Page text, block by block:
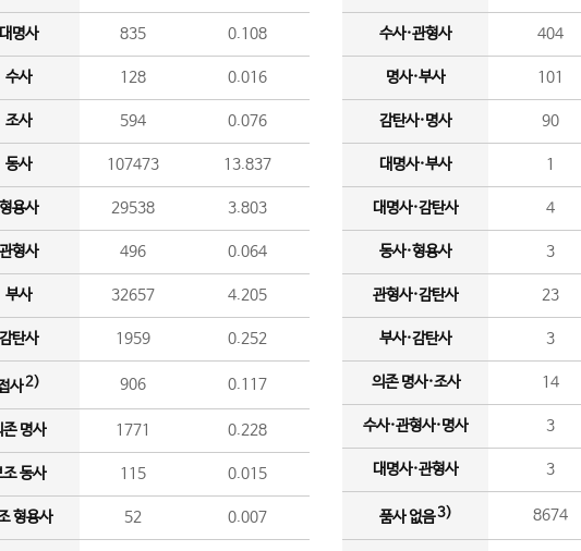
명사 835 0.108
수사 128 0.016
조사 594 0.076
동사 107473 13.837
용사 29538 3.803
형사 496 0.064
부사 32657 4.205
탄사 1959 0.252
사2) 906 0.117
존 명사 1771 0.228
조 동사 115 0.015
형용사 52 0.007
수사·관형사 404
명사·부사 101
감탄사·명사 90
대명사·부사 1
대명사·감탄사 4
동사·형용사 3
관형사·감탄사 23
부사·감탄사 3
의존 명사·조사 14
수사·관형사·명사 3
대명사·관형사 3
품사 없음3) 8674